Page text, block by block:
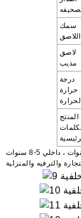
سمك
اللاصق
لاصق
مذيب
درجة
حرارة
المنتج